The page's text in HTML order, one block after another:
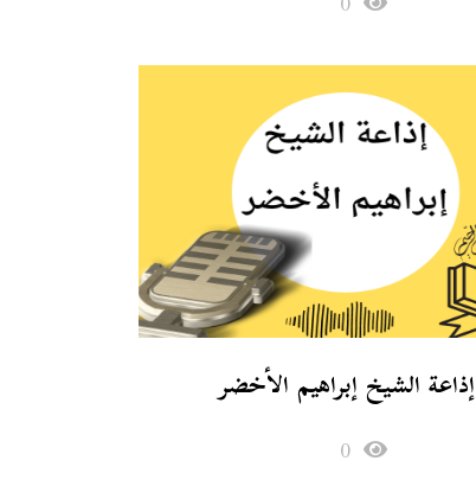
إذاعة الشيخ إبراهيم الأخضر